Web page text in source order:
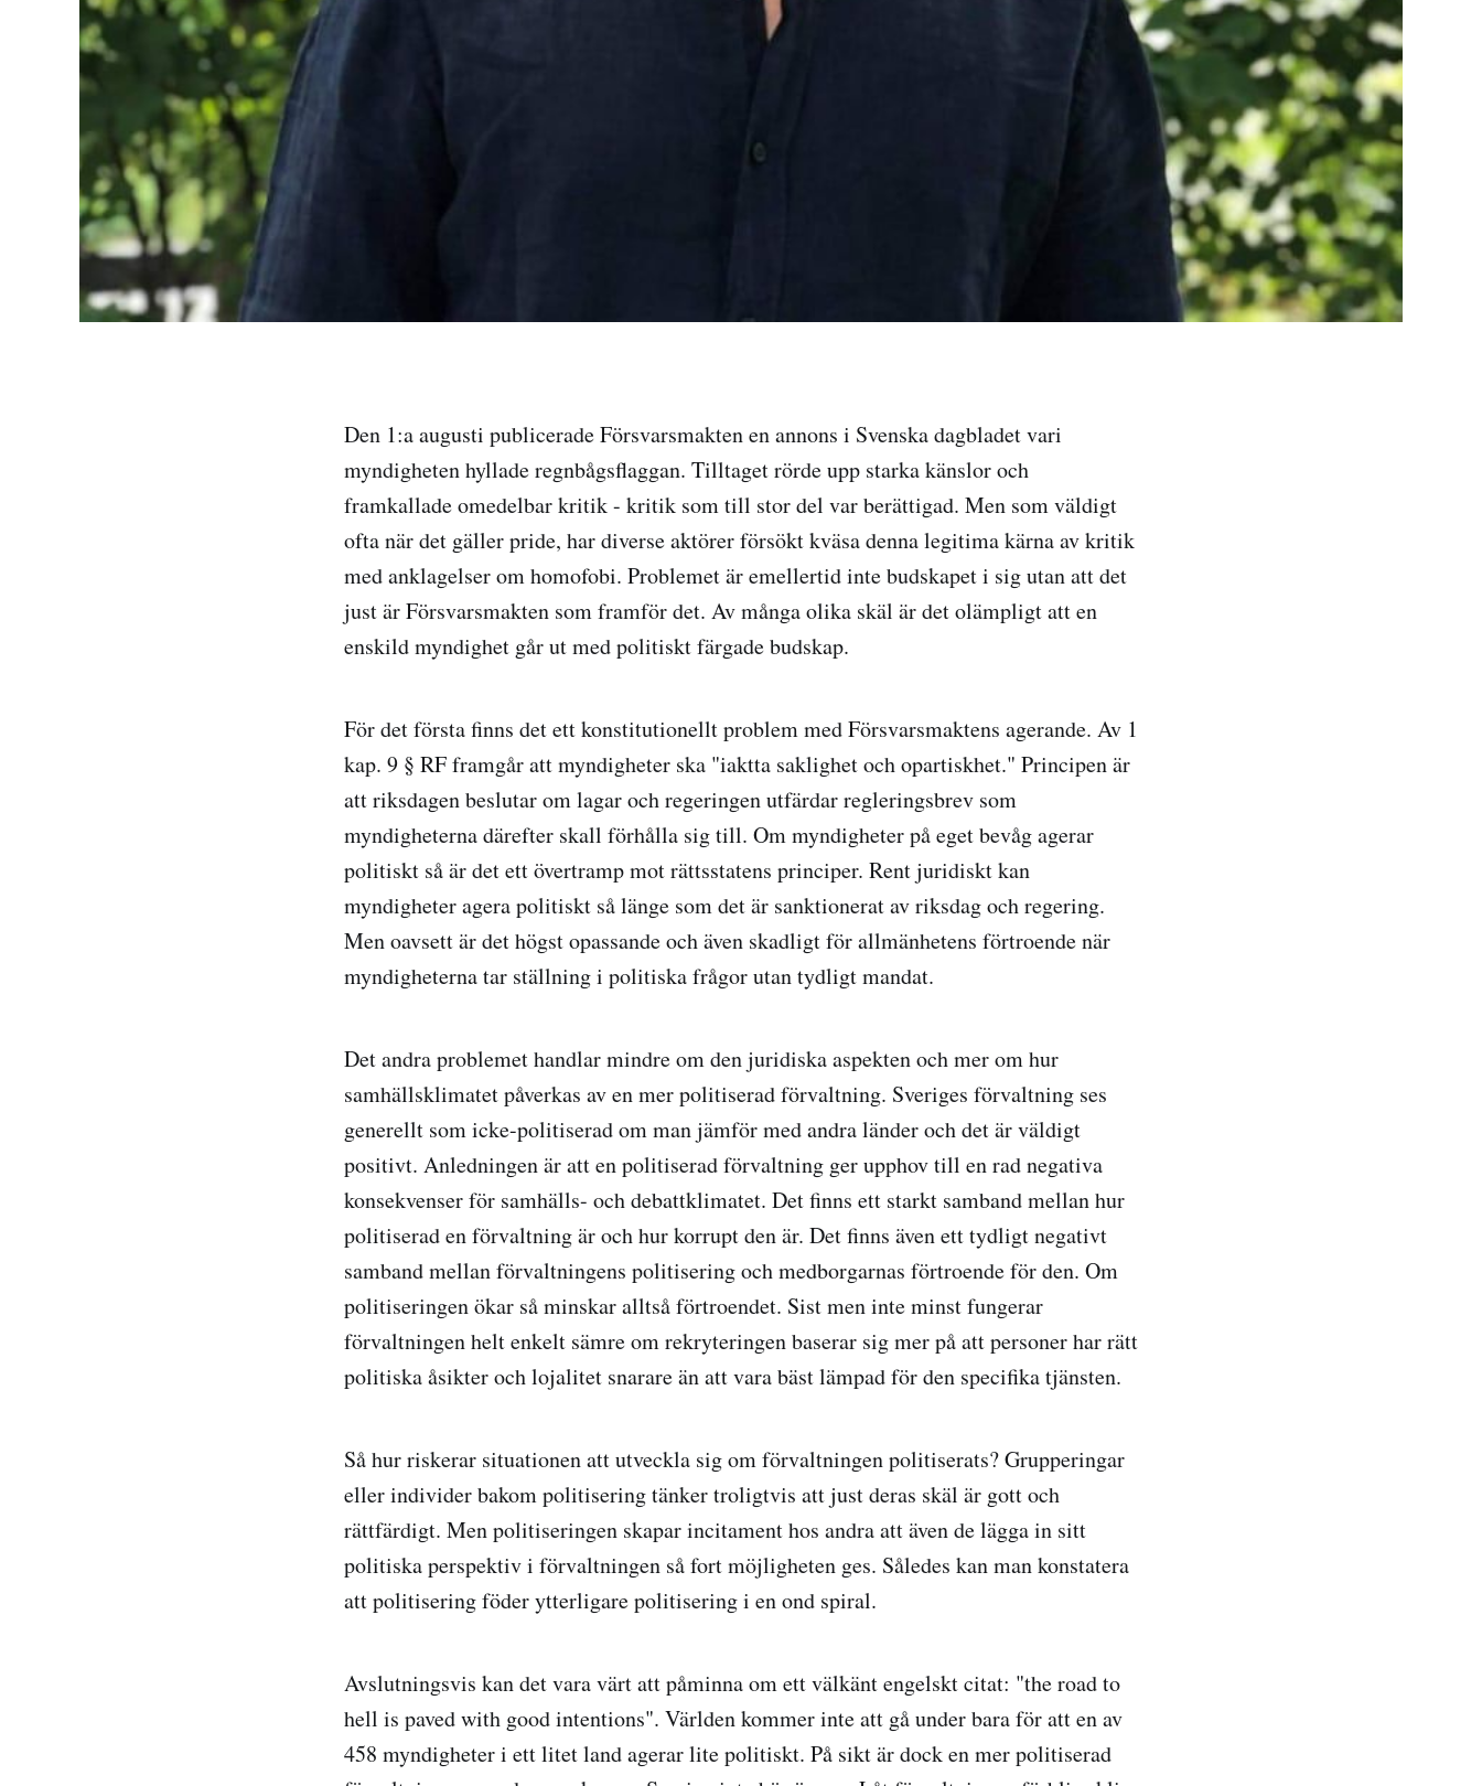
Den 1:a augusti publicerade Försvarsmakten en annons i Svenska dagbladet vari
myndigheten hyllade regnbågsflaggan. Tilltaget rörde upp starka känslor och
framkallade omedelbar kritik - kritik som till stor del var berättigad. Men som väldigt
ofta när det gäller pride, har diverse aktörer försökt kväsa denna legitima kärna av kritik
med anklagelser om homofobi. Problemet är emellertid inte budskapet i sig utan att det
just är Försvarsmakten som framför det. Av många olika skäl är det olämpligt att en
enskild myndighet går ut med politiskt färgade budskap.
För det första finns det ett konstitutionellt problem med Försvarsmaktens agerande. Av 1
kap. 9 § RF framgår att myndigheter ska "iaktta saklighet och opartiskhet." Principen är
att riksdagen beslutar om lagar och regeringen utfärdar regleringsbrev som
myndigheterna därefter skall förhålla sig till. Om myndigheter på eget bevåg agerar
politiskt så är det ett övertramp mot rättsstatens principer. Rent juridiskt kan
myndigheter agera politiskt så länge som det är sanktionerat av riksdag och regering.
Men oavsett är det högst opassande och även skadligt för allmänhetens förtroende när
myndigheterna tar ställning i politiska frågor utan tydligt mandat.
Det andra problemet handlar mindre om den juridiska aspekten och mer om hur
samhällsklimatet påverkas av en mer politiserad förvaltning. Sveriges förvaltning ses
generellt som icke-politiserad om man jämför med andra länder och det är väldigt
positivt. Anledningen är att en politiserad förvaltning ger upphov till en rad negativa
konsekvenser för samhälls- och debattklimatet. Det finns ett starkt samband mellan hur
politiserad en förvaltning är och hur korrupt den är. Det finns även ett tydligt negativt
samband mellan förvaltningens politisering och medborgarnas förtroende för den. Om
politiseringen ökar så minskar alltså förtroendet. Sist men inte minst fungerar
förvaltningen helt enkelt sämre om rekryteringen baserar sig mer på att personer har rätt
politiska åsikter och lojalitet snarare än att vara bäst lämpad för den specifika tjänsten.
Så hur riskerar situationen att utveckla sig om förvaltningen politiserats? Grupperingar
eller individer bakom politisering tänker troligtvis att just deras skäl är gott och
rättfärdigt. Men politiseringen skapar incitament hos andra att även de lägga in sitt
politiska perspektiv i förvaltningen så fort möjligheten ges. Således kan man konstatera
att politisering föder ytterligare politisering i en ond spiral.
Avslutningsvis kan det vara värt att påminna om ett välkänt engelskt citat: "the road to
hell is paved with good intentions". Världen kommer inte att gå under bara för att en av
458 myndigheter i ett litet land agerar lite politiskt. På sikt är dock en mer politiserad